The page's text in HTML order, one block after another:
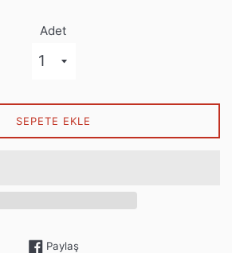
Adet
SEPETE EKLE
PaylaşFacebook'ta paylaş